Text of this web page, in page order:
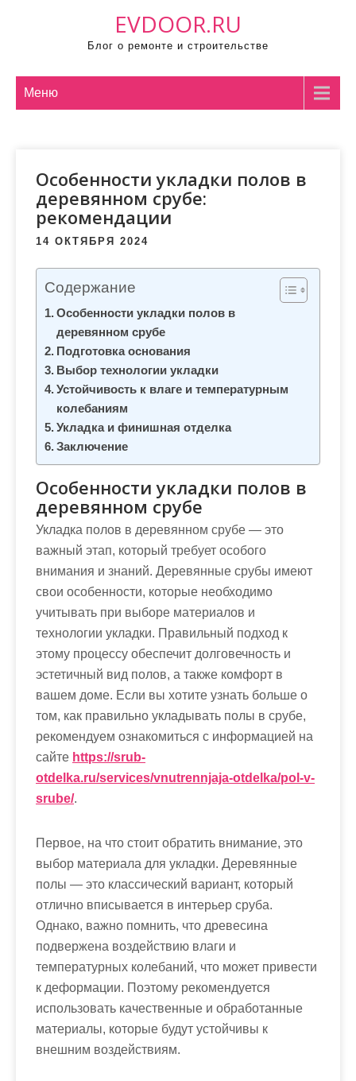
EVDOOR.RU
Блог о ремонте и строительстве
Меню
Особенности укладки полов в
деревянном срубе:
рекомендации
14 ОКТЯБРЯ 2024
Содержание
Особенности укладки полов в
деревянном срубе
Подготовка основания
Выбор технологии укладки
Устойчивость к влаге и температурным
колебаниям
Укладка и финишная отделка
Заключение
Особенности укладки полов в
деревянном срубе
Укладка полов в деревянном срубе — это
важный этап, который требует особого
внимания и знаний. Деревянные срубы имеют
свои особенности, которые необходимо
учитывать при выборе материалов и
технологии укладки. Правильный подход к
этому процессу обеспечит долговечность и
эстетичный вид полов, а также комфорт в
вашем доме. Если вы хотите узнать больше о
том, как правильно укладывать полы в срубе,
рекомендуем ознакомиться с информацией на
сайте https://srub-
otdelka.ru/services/vnutrennjaja-otdelka/pol-v-
srube/.
Первое, на что стоит обратить внимание, это
выбор материала для укладки. Деревянные
полы — это классический вариант, который
отлично вписывается в интерьер сруба.
Однако, важно помнить, что древесина
подвержена воздействию влаги и
температурных колебаний, что может привести
к деформации. Поэтому рекомендуется
использовать качественные и обработанные
материалы, которые будут устойчивы к
внешним воздействиям.